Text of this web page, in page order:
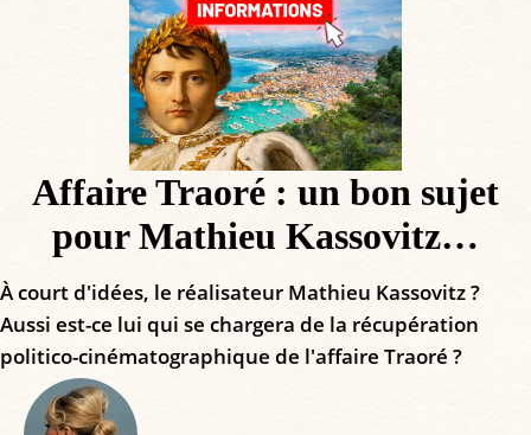
Affaire Traoré : un bon sujet
pour Mathieu Kassovitz…
À court d'idées, le réalisateur Mathieu Kassovitz ?
Aussi est-ce lui qui se chargera de la récupération
politico-cinématographique de l'affaire Traoré ?